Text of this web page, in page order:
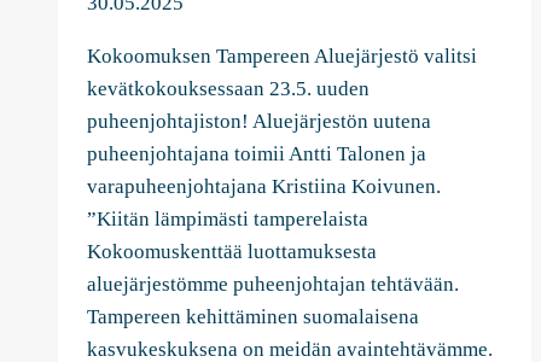
Kokoomuksen Tampereen Aluejärjestö valitsi
kevätkokouksessaan 23.5. uuden
puheenjohtajiston! Aluejärjestön uutena
puheenjohtajana toimii Antti Talonen ja
varapuheenjohtajana Kristiina Koivunen.
”Kiitän lämpimästi tamperelaista
Kokoomuskenttää luottamuksesta
aluejärjestömme puheenjohtajan tehtävään.
Tampereen kehittäminen suomalaisena
kasvukeskuksena on meidän avaintehtävämme.